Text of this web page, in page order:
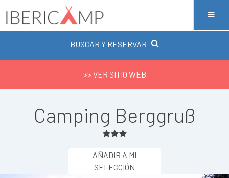
BUSCAR Y RESERVAR
>> VER SITIO WEB
Camping Berggruß
AÑADIR A MI
SELECCIÓN